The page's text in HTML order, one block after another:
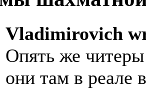
Vladimirovich
Опять же
они там в реале